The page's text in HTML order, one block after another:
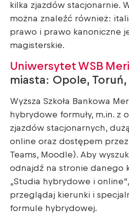
kilka zjazdów stacjonarnie.
można znaleźć również:
prawo i prawo kanoniczne
magisterskie.
Uniwersytet WSB
miasta: Opole,
Wyższa Szkoła Bankowa
hybrydowe formuły, m.in. z
zjazdów stacjonarnych,
online oraz dostępem
Teams, Moodle). Aby
odnajdź na stronie danego
„Studia hybrydowe i
przeglądaj kierunki i
formule hybrydowej.